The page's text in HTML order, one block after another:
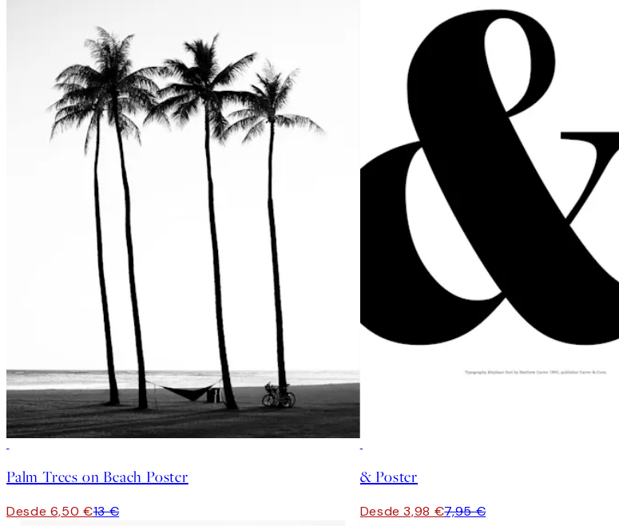
Palm Trees on Beach Poster
Desde 6,50 €13 €
& Poster
Desde 3,98 €7,95 €